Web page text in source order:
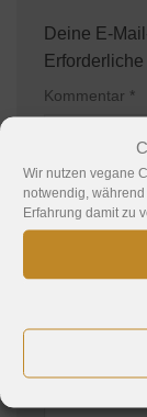
Wir nutzen vegane
notwendig,
Erfahrung damit zu
Deine E-
Kommentar *
Name*